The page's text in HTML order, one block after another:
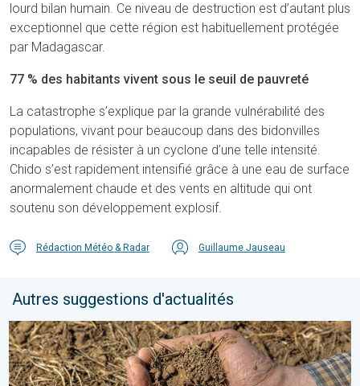
lourd bilan humain. Ce niveau de destruction est d’autant plus
exceptionnel que cette région est habituellement protégée
par Madagascar.
77 % des habitants vivent sous le seuil de pauvreté
La catastrophe s’explique par la grande vulnérabilité des
populations, vivant pour beaucoup dans des bidonvilles
incapables de résister à un cyclone d’une telle intensité.
Chido s’est rapidement intensifié grâce à une eau de surface
anormalement chaude et des vents en altitude qui ont
soutenu son développement explosif.
Rédaction Météo & Radar Guillaume Jauseau
Autres suggestions d'actualités
La chaleur assèche les sols plus vite. Nouvelle étude. . . jeudi